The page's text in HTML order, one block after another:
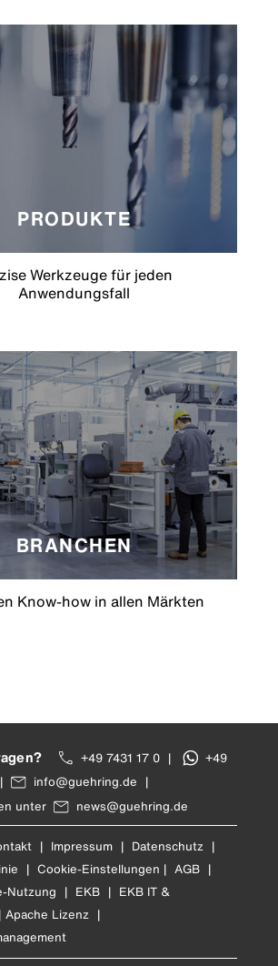
PRODUKTE
Werkzeuge für jeden
Anwendungsfall
BRANCHEN
Know-how in allen Märkten
+49 7431 17 0 |
+49
| info@guehring.de |
unter
news@guehring.de
| Impressum | Datenschutz |
| Cookie-Einstellungen | AGB |
Nutzung | EKB | EKB IT &
| Apache Lizenz |